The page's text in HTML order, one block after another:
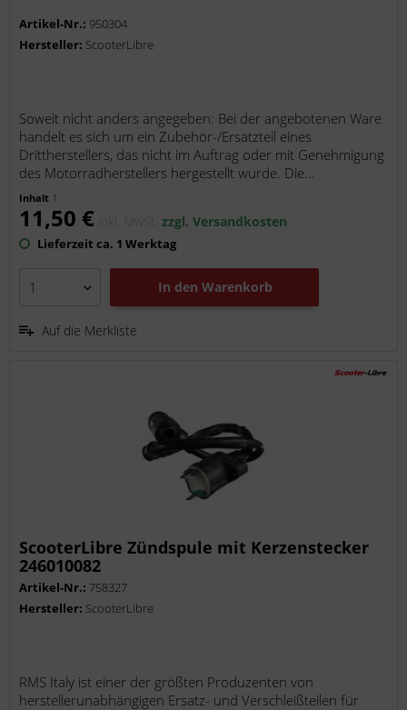
Artikel-Nr.: 950304
Hersteller: ScooterLibre
Soweit nicht anders angegeben: Bei der angebotenen Ware
handelt es sich um ein Zubehör-/Ersatzteil eines
Drittherstellers, das nicht im Auftrag oder mit Genehmigung
des Motorradherstellers hergestellt wurde. Die...
Inhalt 1
11,50 € inkl. MwSt.zzgl. Versandkosten
Lieferzeit ca. 1 Werktag
In den Warenkorb
Auf die Merkliste
ScooterLibre Zündspule mit Kerzenstecker
246010082
Artikel-Nr.: 758327
Hersteller: ScooterLibre
RMS Italy ist einer der größten Produzenten von
herstellerunabhängigen Ersatz- und Verschleißteilen für